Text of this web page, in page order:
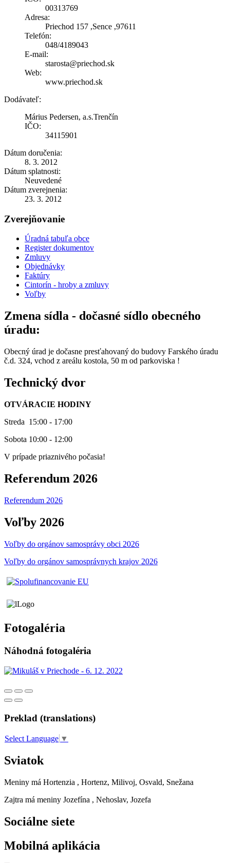
00313769
Adresa:
Priechod 157 ,Sence ,97611
Telefón:
048/4189043
E-mail:
starosta@priechod.sk
Web:
www.priechod.sk
Dodávateľ:
Márius Pedersen, a.s.Trenčín
IČO:
34115901
Dátum doručenia:
8. 3. 2012
Dátum splatnosti:
Neuvedené
Dátum zverejnenia:
23. 3. 2012
Zverejňovanie
Úradná tabuľa obce
Register dokumentov
Zmluvy
Objednávky
Faktúry
Cintorín - hroby a zmluvy
Voľby
Zmena sídla - dočasné sídlo obecného
úradu:
Obecný úrad je dočasne presťahovaný do budovy Farského úradu
č.d. 324, vchod z areálu kostola, 50 m od parkoviska !
Technický dvor
OTVÁRACIE HODINY
Streda 15:00 - 17:00
Sobota 10:00 - 12:00
V prípade priaznivého počasia!
Referendum 2026
Referendum 2026
Voľby 2026
Voľby do orgánov samosprávy obci 2026
Voľby do orgánov samosprávnych krajov 2026
Fotogaléria
Náhodná fotogaléria
Preklad (translations)
Select Language ▼
Sviatok
Meniny má Hortenzia , Hortenz, Milivoj, Osvald, Snežana
Zajtra má meniny Jozefína , Nehoslav, Jozefa
Sociálne siete
Mobilná aplikácia